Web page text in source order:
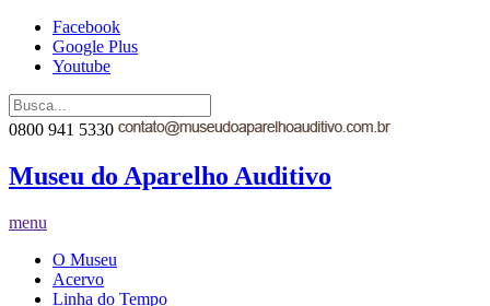
Facebook
Google Plus
Youtube
0800 941 5330
Museu do Aparelho Auditivo
menu
O Museu
Acervo
Linha do Tempo